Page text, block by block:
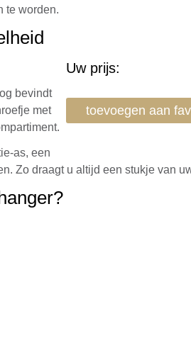
Uw prijs:
toevoegen aan
te worden.
bevindt
met
as, een
Zo draagt u altijd een stukje van